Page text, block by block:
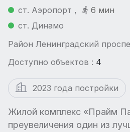
ст. Аэропорт ,
6 мин
ст. Динамо
Район Ленинградский
Доступно объектов : 4
2023 года постройки
Жилой комплекс «Прайм
преувеличения один из